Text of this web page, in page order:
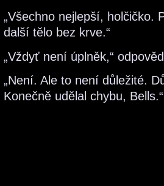
„Všechno nejlepší, holčičko.
další tělo bez krve.“
„Vždyť není úplněk,“
„Není. Ale to není důležité.
Konečně udělal chybu, Bells.“